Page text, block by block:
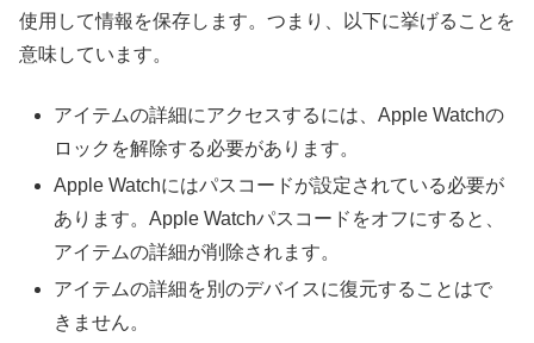
使用して情報を保存します。つまり、以下に挙げることを
意味しています。
アイテムの詳細にアクセスするには、Apple Watchの
ロックを解除する必要があります。
Apple Watchにはパスコードが設定されている必要が
あります。Apple Watchパスコードをオフにすると、
アイテムの詳細が削除されます。
アイテムの詳細を別のデバイスに復元することはで
きません。